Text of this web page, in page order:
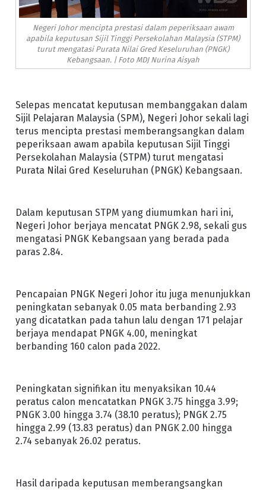
Negeri Johor mencipta prestasi dalam peperiksaan awam
apabila keputusan Sijil Tinggi Persekolahan Malaysia (STPM)
turut mengatasi Purata Nilai Gred Keseluruhan (PNGK)
Kebangsaan. | Foto MDJ Nurina Aisyah
Selepas mencatat keputusan membanggakan dalam
Sijil Pelajaran Malaysia (SPM), Negeri Johor sekali lagi
terus mencipta prestasi memberangsangkan dalam
peperiksaan awam apabila keputusan Sijil Tinggi
Persekolahan Malaysia (STPM) turut mengatasi
Purata Nilai Gred Keseluruhan (PNGK) Kebangsaan.
Dalam keputusan STPM yang diumumkan hari ini,
Negeri Johor berjaya mencatat PNGK 2.98, sekali gus
mengatasi PNGK Kebangsaan yang berada pada
paras 2.84.
Pencapaian PNGK Negeri Johor itu juga menunjukkan
peningkatan sebanyak 0.05 mata berbanding 2.93
yang dicatatkan pada tahun lalu dengan 171 pelajar
berjaya mendapat PNGK 4.00, meningkat
berbanding 160 calon pada 2022.
Peningkatan signifikan itu menyaksikan 10.44
peratus calon mencatatkan PNGK 3.75 hingga 3.99;
PNGK 3.00 hingga 3.74 (38.10 peratus); PNGK 2.75
hingga 2.99 (13.83 peratus) dan PNGK 2.00 hingga
2.74 sebanyak 26.02 peratus.
Hasil daripada keputusan memberangsangkan